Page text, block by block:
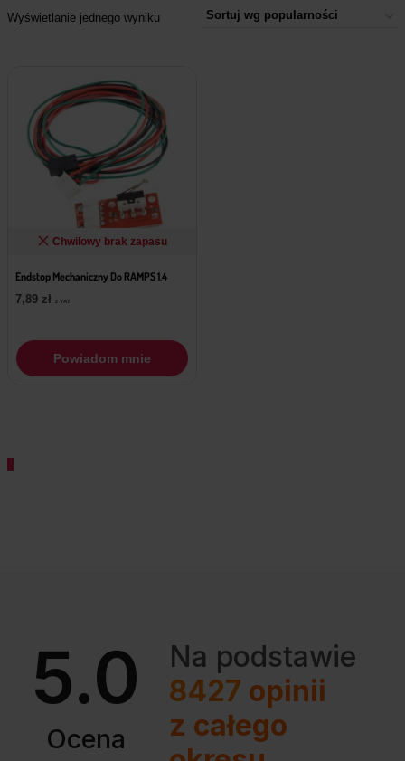
Wyświetlanie jednego wyniku
Chwilowy brak zapasu
Endstop Mechaniczny Do RAMPS 1.4
7,89 zł z VAT
Powiadom mnie
5.0
Ocena
Na podstawie
8427 opinii
z całego